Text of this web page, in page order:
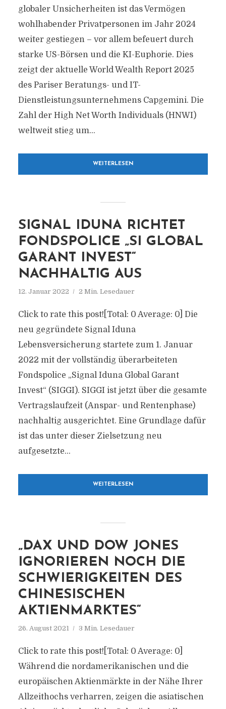
globaler Unsicherheiten ist das Vermögen
wohlhabender Privatpersonen im Jahr 2024
weiter gestiegen – vor allem befeuert durch
starke US-Börsen und die KI-Euphorie. Dies
zeigt der aktuelle World Wealth Report 2025
des Pariser Beratungs- und IT-
Dienstleistungsunternehmens Capgemini. Die
Zahl der High Net Worth Individuals (HNWI)
weltweit stieg um...
WEITERLESEN
SIGNAL IDUNA RICHTET
FONDSPOLICE „SI GLOBAL
GARANT INVEST“
NACHHALTIG AUS
12. Januar 2022 2 Min. Lesedauer
Click to rate this post![Total: 0 Average: 0] Die
neu gegründete Signal Iduna
Lebensversicherung startete zum 1. Januar
2022 mit der vollständig überarbeiteten
Fondspolice „Signal Iduna Global Garant
Invest“ (SIGGI). SIGGI ist jetzt über die gesamte
Vertragslaufzeit (Anspar- und Rentenphase)
nachhaltig ausgerichtet. Eine Grundlage dafür
ist das unter dieser Zielsetzung neu
aufgesetzte...
WEITERLESEN
„DAX UND DOW JONES
IGNORIEREN NOCH DIE
SCHWIERIGKEITEN DES
CHINESISCHEN
AKTIENMARKTES“
26. August 2021 3 Min. Lesedauer
Click to rate this post![Total: 0 Average: 0]
Während die nordamerikanischen und die
europäischen Aktienmärkte in der Nähe Ihrer
Allzeithochs verharren, zeigen die asiatischen